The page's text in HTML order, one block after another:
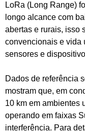
LoRa (Long Range)
longo alcance com
abertas e rurais, isso
convencionais e vida
sensores e
Dados de referência
mostram que, em
10 km em ambientes
operando em faixas
interferência. Para